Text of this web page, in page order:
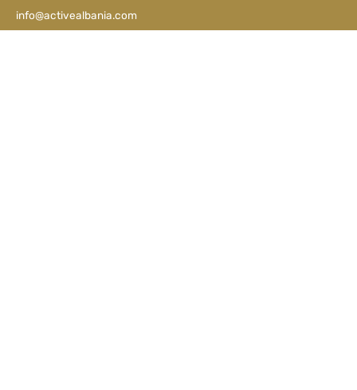
info@activealbania.com